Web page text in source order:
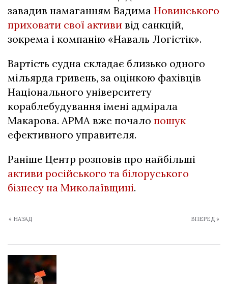
завадив намаганням Вадима Новинського
приховати свої активи від санкцій,
зокрема і компанію «Наваль Логістік».
Вартість судна складає близько одного
мільярда гривень, за оцінкою фахівців
Національного університету
кораблебудування імені адмірала
Макарова. АРМА вже почало пошук
ефективного управителя.
Раніше Центр розповів про найбільші
активи російського та білоруського
бізнесу на Миколаївщині.
« НАЗАД ВПЕРЕД »